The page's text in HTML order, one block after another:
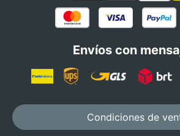
Envíos con
Condiciones de